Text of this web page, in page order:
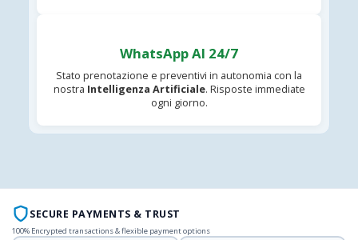
WhatsApp AI 24/7
Stato prenotazione e preventivi in autonomia con la
nostra Intelligenza Artificiale. Risposte immediate
ogni giorno.
SECURE PAYMENTS & TRUST
100% Encrypted transactions & flexible payment options